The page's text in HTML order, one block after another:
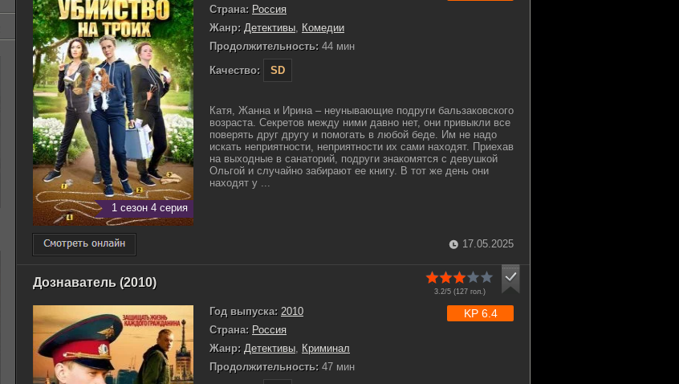
1 сезон 4 серия
Страна: Россия
Жанр: Детективы Комедии
Продолжительность: 44 мин
Качество:
SD
Катя, Жанна и Ирина – неунывающие подруги бальзаковского
возраста. Секретов между ними давно нет, они привыкли все
поверять друг другу и помогать в любой беде. Им не надо
искать неприятности, неприятности их сами находят. Приехав
на выходные в санаторий, подруги знакомятся с девушкой
Ольгой и случайно забирают ее книгу. В тот же день они
находят у ...
17.05.2025
Дознаватель (2010)
3.2/5 (127гол.)
Год выпуска: 2010
Страна: Россия
Жанр: Детективы, Криминал
Продолжительность: 47 мин
KP 6.4